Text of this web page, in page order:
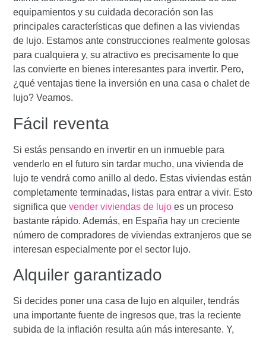
equipamientos y su cuidada decoración son las
principales características que definen a las viviendas
de lujo. Estamos anteconstrucciones realmente golosas
para cualquiera y, su atractivo es precisamente lo que
las convierte en bienes interesantes para invertir. Pero,
¿qué ventajas tiene la inversión en una casa o chalet de
lujo? Veamos.
Fácil reventa
Si estás pensando en invertir en un inmueble para
venderlo en el futuro sin tardar mucho, unavivienda de
lujote vendrá como anillo al dedo. Estas viviendas están
completamente terminadas, listas para entrar a vivir. Esto
significa quevender viviendas de lujo es un proceso
bastante rápido. Además, en España hay un creciente
número de compradores de viviendas extranjeros que se
interesan especialmente por el sector lujo.
Alquiler garantizado
Si decides poner unacasa de lujo en alquiler, tendrás
una importante fuente de ingresos que, tras la reciente
subida de la inflación resulta aún más interesante. Y,